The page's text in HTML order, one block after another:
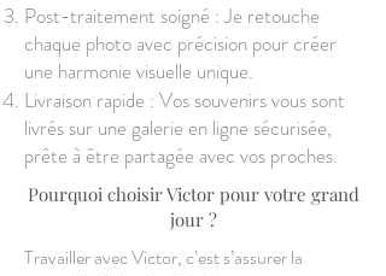
Post-traitement soigné : Je retouche
chaque photo avec précision pour créer
une harmonie visuelle unique.
Livraison rapide : Vos souvenirs vous sont
livrés sur une galerie en ligne sécurisée,
prête à être partagée avec vos proches.
Pourquoi choisir Victor pour votre grand
jour ?
Travailler avec Victor, c’est s’assurer la